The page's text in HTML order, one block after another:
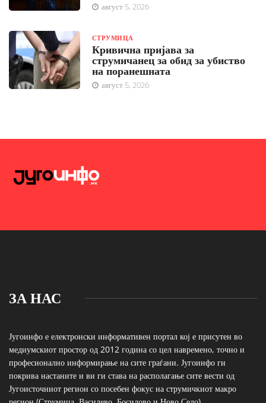
август 5, 2026
СТРУМИЦА
Кривична пријава за
струмичанец за обид за убиство
на поранешната
август 5, 2026
ЗА НАС
Југоинфо е електронски информативен портал кој е присутен во
медиумскиот простор од 2012 година со цел навремено, точно и
професионално информирање на сите граѓани. Југоинфо ги
покрива настаните и ви ги става на располагање сите вести од
Југоисточниот регион со посебен фокус на струмичкиот макро